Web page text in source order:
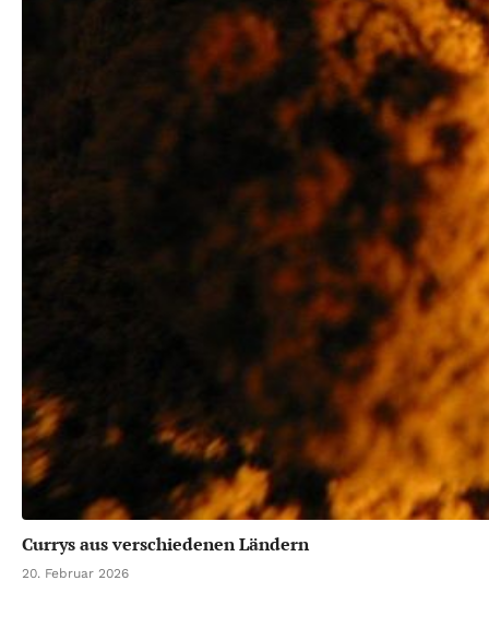
Currys aus verschiedenen Ländern
20. Februar 2026